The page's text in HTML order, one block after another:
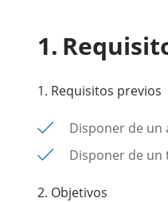
1. Requisitos previos
Disponer de un
Disponer de un
2. Objetivos